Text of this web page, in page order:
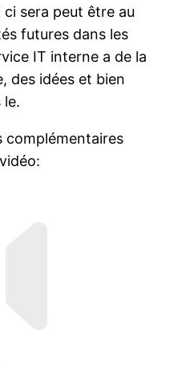
sera peut être au
futures dans les
IT interne a de la
des idées et bien
le.
complémentaires